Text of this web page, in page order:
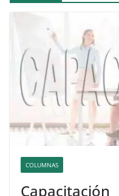
COLUMNAS
Capacitación